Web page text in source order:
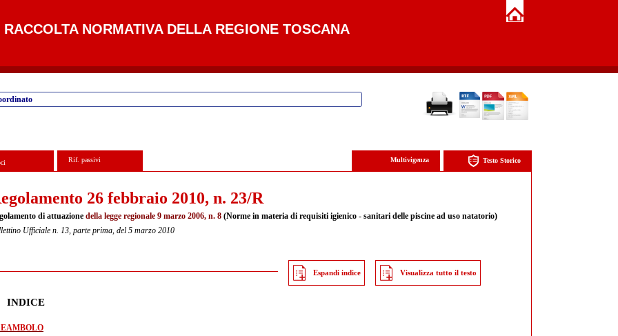
RACCOLTA NORMATIVA DELLA REGIONE TOSCANA
Rif. passivi Testo Storico
Multivigenza
26 febbraio 2010, n. 23/R
di attuazione della legge regionale 9 marzo 2006, n. 8 (Norme in materia di requisiti igienico - sanitari delle piscine ad uso natatorio)
Ufficiale n. 13, parte prima, del 5 marzo 2010
Espandi indice Visualizza tutto il testo
INDICE